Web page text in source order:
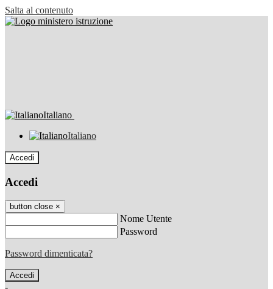
Salta al contenuto
Italiano
Italiano
Accedi
Accedi
button close ×
Nome Utente
Password
Password dimenticata?